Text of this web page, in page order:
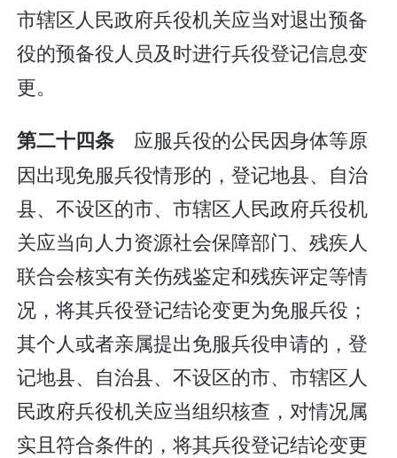
市辖区人民政府兵役机关应当对退出预备
役的预备役人员及时进行兵役登记信息变
更。
第二十四条 应服兵役的公民因身体等原
因出现免服兵役情形的，登记地县、自治
县、不设区的市、市辖区人民政府兵役机
关应当向人力资源社会保障部门、残疾人
联合会核实有关伤残鉴定和残疾评定等情
况，将其兵役登记结论变更为免服兵役；
其个人或者亲属提出免服兵役申请的，登
记地县、自治县、不设区的市、市辖区人
民政府兵役机关应当组织核查，对情况属
实且符合条件的，将其兵役登记结论变更